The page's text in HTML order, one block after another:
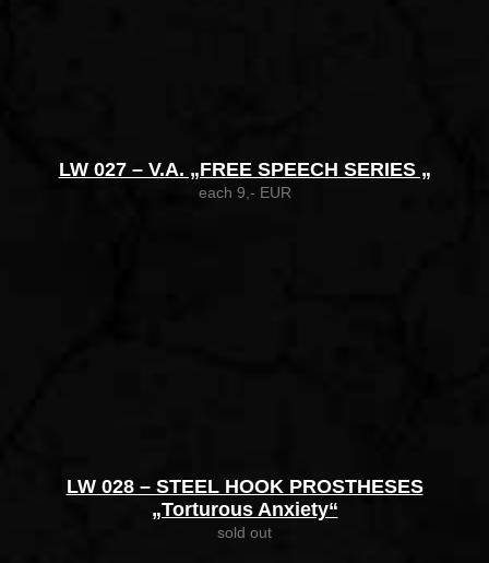
LW 027 – V.A. „FREE SPEECH SERIES „
each 9,- EUR
LW 028 – STEEL HOOK PROSTHESES
„Torturous Anxiety“
sold out